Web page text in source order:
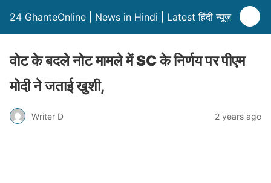
24 GhanteOnline | News in Hindi | Latest हिंदी न्यूज़
वोट के बदले नोट मामले में SC के निर्णय पर पीएम
मोदी ने जताई खुशी,
Writer D 2 years ago